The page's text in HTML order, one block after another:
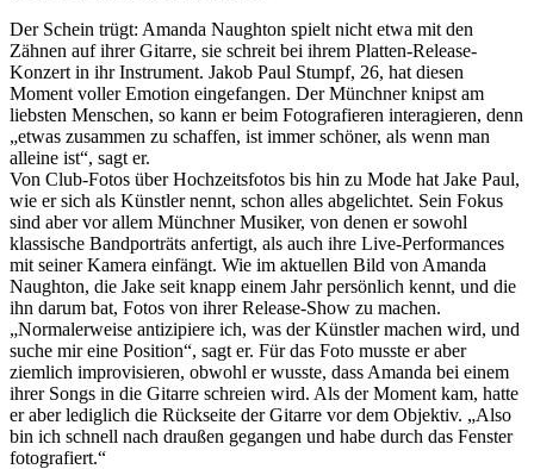
Der Schein trügt: Amanda Naughton spielt nicht etwa mit den
Zähnen auf ihrer Gitarre, sie schreit bei ihrem Platten-Release-
Konzert in ihr Instrument. Jakob Paul Stumpf, 26, hat diesen
Moment voller Emotion eingefangen. Der Münchner knipst am
liebsten Menschen, so kann er beim Fotografieren interagieren, denn
„etwas zusammen zu schaffen, ist immer schöner, als wenn man
alleine ist“, sagt er.
Von Club-Fotos über Hochzeitsfotos bis hin zu Mode hat Jake Paul,
wie er sich als Künstler nennt, schon alles abgelichtet. Sein Fokus
sind aber vor allem Münchner Musiker, von denen er sowohl
klassische Bandporträts anfertigt, als auch ihre Live-Performances
mit seiner Kamera einfängt. Wie im aktuellen Bild von Amanda
Naughton, die Jake seit knapp einem Jahr persönlich kennt, und die
ihn darum bat, Fotos von ihrer Release-Show zu machen.
„Normalerweise antizipiere ich, was der Künstler machen wird, und
suche mir eine Position“, sagt er. Für das Foto musste er aber
ziemlich improvisieren, obwohl er wusste, dass Amanda bei einem
ihrer Songs in die Gitarre schreien wird. Als der Moment kam, hatte
er aber lediglich die Rückseite der Gitarre vor dem Objektiv. „Also
bin ich schnell nach draußen gegangen und habe durch das Fenster
fotografiert.“